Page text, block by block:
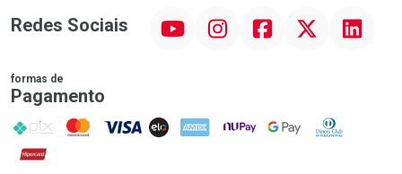
Redes Sociais InstagramFacebookTwitter Linkedin
formas de
Pagamento
PIX MasterCard
VISA ELO AMEX NuPay Google PayDiners Club
Hipercard